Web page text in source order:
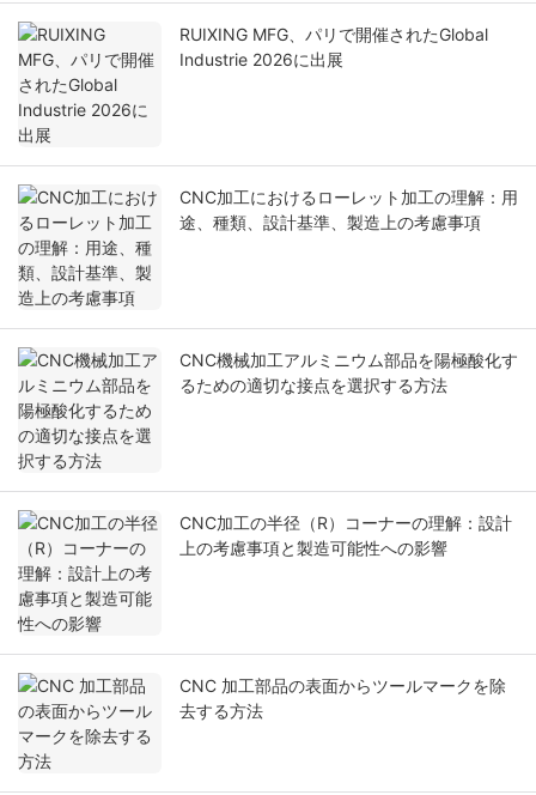
RUIXING MFG、パリで開催されたGlobal
Industrie 2026に出展
CNC加工におけるローレット加工の理解：用
途、種類、設計基準、製造上の考慮事項
CNC機械加工アルミニウム部品を陽極酸化す
るための適切な接点を選択する方法
CNC加工の半径（R）コーナーの理解：設計
上の考慮事項と製造可能性への影響
CNC 加工部品の表面からツールマークを除
去する方法